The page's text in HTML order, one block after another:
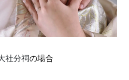
社分祠の場合